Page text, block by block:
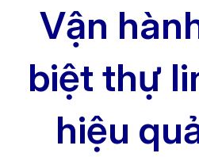
Vận
biệt thự
hiệu